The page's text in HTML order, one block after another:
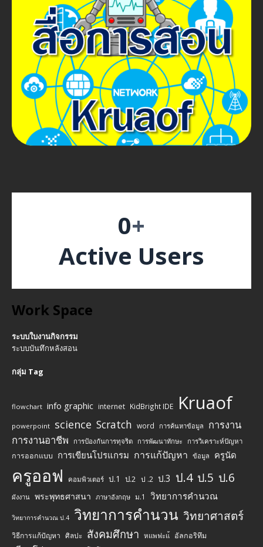
0+
Active Users
Work Space
ระบบใบงานกิจกรรม
ระบบบันทึกหลังสอน
กลุ่ม Tag
flowchart info graphic internet KidBright IDE Kruaof
powerpoint science Scratch word การค้นหาข้อมูล
การงาน
การงานอาชีพ
การป้องกันการทุจริต การพัฒนาทักษะ การวิเคราะห์ปัญหา
การออกแบบ การเขียนโปรแกรม การแก้ปัญหา ข้อมูล ครูนัด
ครูออฟ คอมพิวเตอร์ ป.1 ป.2 ป .2 ป.3 ป.4 ป.5 ป.6
ผังงาน พระพุทธศาสนา ภาษาอังกฤษ ม.1 วิทยาการคำนวณ
วิทยาการคำนวณ ป.4 วิทยาการคำนวน วิทยาศาสตร์
วิธีการแก้ปัญหา ศิลปะ สังคมศึกษา หแพฟะแ้ อัลกอริทึม